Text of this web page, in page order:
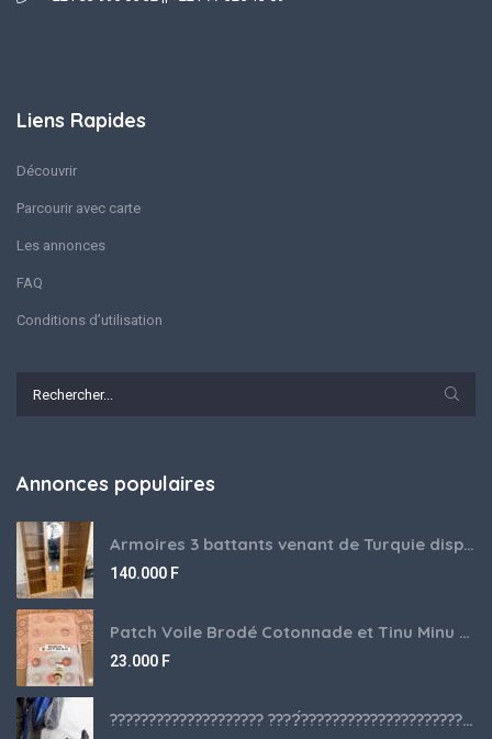
Liens Rapides
Découvrir
Parcourir avec carte
Les annonces
FAQ
Conditions d’utilisation
Annonces populaires
Armoires 3 battants venant de Turquie disponibles
140.000 F
Patch Voile Brodé Cotonnade et Tinu Minu de l’Inde ???????? ????
23.000 F
???????????????????? ????́???????????????????????????????????????? à vendre